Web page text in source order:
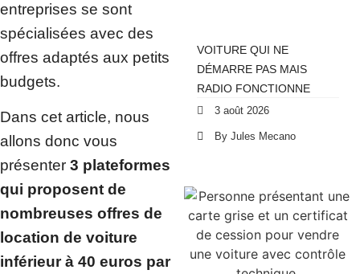
entreprises se sont
spécialisées avec des
offres adaptés aux petits
budgets.
Dans cet article, nous
allons donc vous
présenter 3 plateformes
qui proposent de
nombreuses offres de
location de voiture
inférieur à 40 euros par
VOITURE QUI NE
DÉMARRE PAS MAIS
RADIO FONCTIONNE
3 août 2026
By Jules Mecano